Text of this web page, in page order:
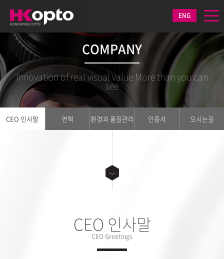
ENG
COMPANY
Innovation of real visual value More than you can
see
CEO 인사말 연혁 환경과 품질관리 인증서 오시는길
CEO 인사말
CEO Greetings